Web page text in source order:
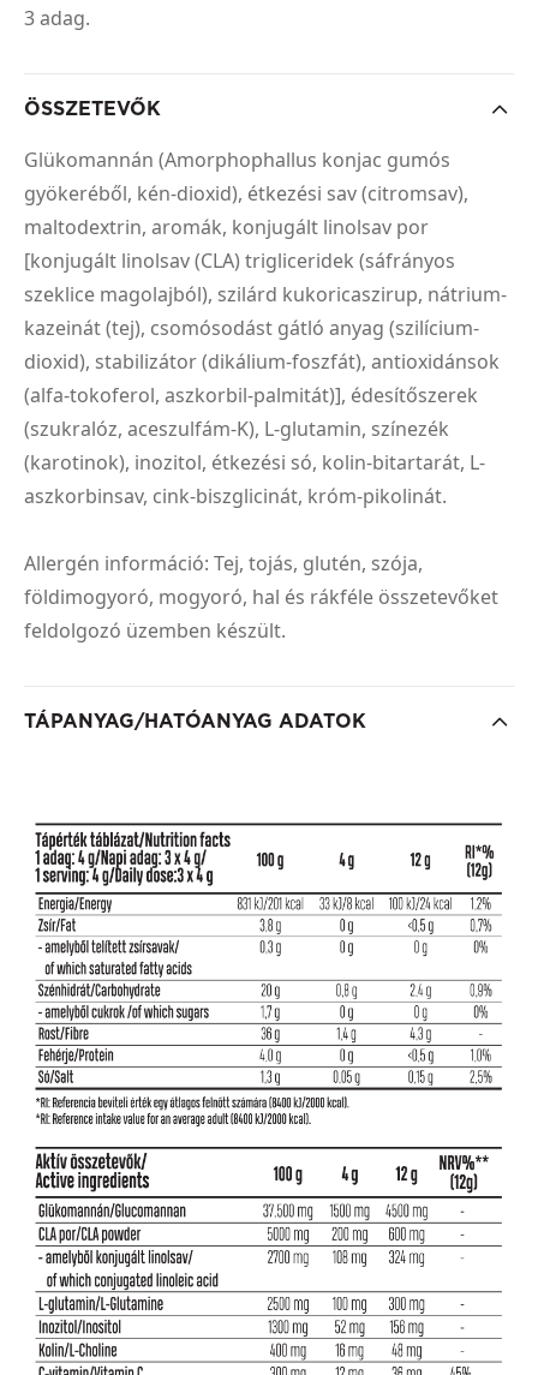
3 adag.
ÖSSZETEVŐK
Glükomannán (Amorphophallus konjac gumós
gyökeréből, kén-dioxid), étkezési sav (citromsav),
maltodextrin, aromák, konjugált linolsav por
[konjugált linolsav (CLA) trigliceridek (sáfrányos
szeklice magolajból), szilárd kukoricaszirup, nátrium-
kazeinát (tej), csomósodást gátló anyag (szilícium-
dioxid), stabilizátor (dikálium-foszfát), antioxidánsok
(alfa-tokoferol, aszkorbil-palmitát)], édesítőszerek
(szukralóz, aceszulfám-K), L-glutamin, színezék
(karotinok), inozitol, étkezési só, kolin-bitartarát, L-
aszkorbinsav, cink-biszglicinát, króm-pikolinát.
Allergén információ: Tej, tojás, glutén, szója,
földimogyoró, mogyoró, hal és rákféle összetevőket
feldolgozó üzemben készült.
TÁPANYAG/HATÓANYAG ADATOK